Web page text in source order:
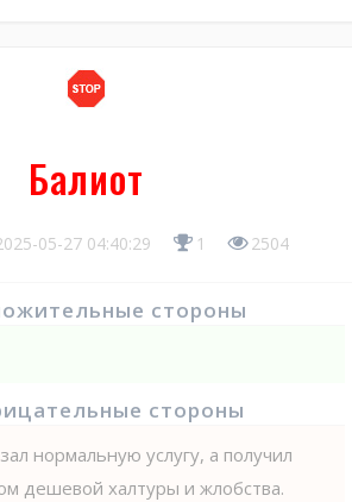
Балиот
05-27 04:40:29 1 2504
стороны
стороны
нормальную услугу, а получил
дешевой халтуры и жлобства.